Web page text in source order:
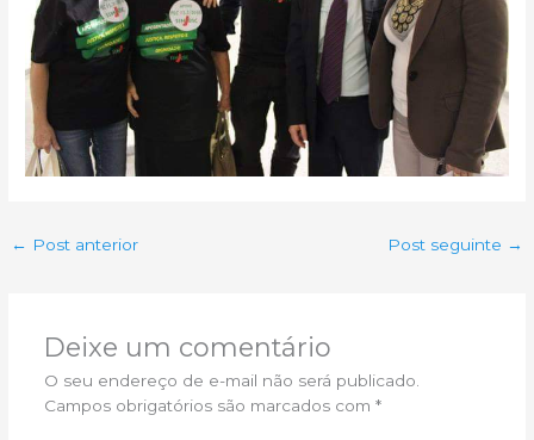
← Post anterior Post seguinte →
Deixe um comentário
O seu endereço de e-mail não será publicado.
Campos obrigatórios são marcados com *